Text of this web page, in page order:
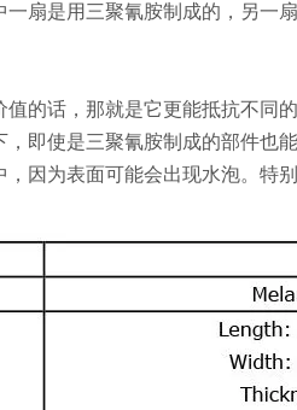
扇是用三聚氰胺制成的，另一
的话，那就是它更能抵抗不同
即使是三聚氰胺制成的部件也
因为表面可能会出现水泡。特